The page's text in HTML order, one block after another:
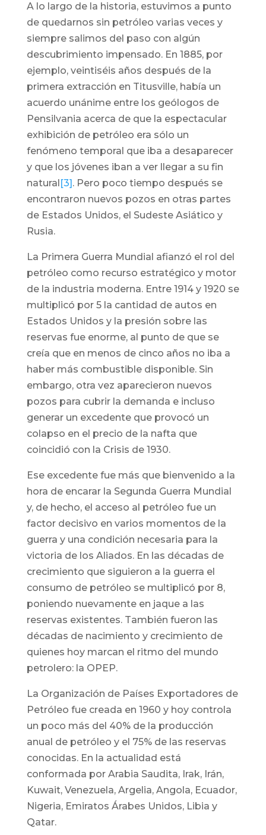
A lo largo de la historia, estuvimos a punto
de quedarnos sin petróleo varias veces y
siempre salimos del paso con algún
descubrimiento impensado. En 1885, por
ejemplo, veintiséis años después de la
primera extracción en Titusville, había un
acuerdo unánime entre los geólogos de
Pensilvania acerca de que la espectacular
exhibición de petróleo era sólo un
fenómeno temporal que iba a desaparecer
y que los jóvenes iban a ver llegar a su fin
natural[3]. Pero poco tiempo después se
encontraron nuevos pozos en otras partes
de Estados Unidos, el Sudeste Asiático y
Rusia.
La Primera Guerra Mundial afianzó el rol del
petróleo como recurso estratégico y motor
de la industria moderna. Entre 1914 y 1920 se
multiplicó por 5 la cantidad de autos en
Estados Unidos y la presión sobre las
reservas fue enorme, al punto de que se
creía que en menos de cinco años no iba a
haber más combustible disponible. Sin
embargo, otra vez aparecieron nuevos
pozos para cubrir la demanda e incluso
generar un excedente que provocó un
colapso en el precio de la nafta que
coincidió con la Crisis de 1930.
Ese excedente fue más que bienvenido a la
hora de encarar la Segunda Guerra Mundial
y, de hecho, el acceso al petróleo fue un
factor decisivo en varios momentos de la
guerra y una condición necesaria para la
victoria de los Aliados. En las décadas de
crecimiento que siguieron a la guerra el
consumo de petróleo se multiplicó por 8,
poniendo nuevamente en jaque a las
reservas existentes. También fueron las
décadas de nacimiento y crecimiento de
quienes hoy marcan el ritmo del mundo
petrolero: la OPEP.
La Organización de Países Exportadores de
Petróleo fue creada en 1960 y hoy controla
un poco más del 40% de la producción
anual de petróleo y el 75% de las reservas
conocidas. En la actualidad está
conformada por Arabia Saudita, Irak, Irán,
Kuwait, Venezuela, Argelia, Angola, Ecuador,
Nigeria, Emiratos Árabes Unidos, Libia y
Qatar.